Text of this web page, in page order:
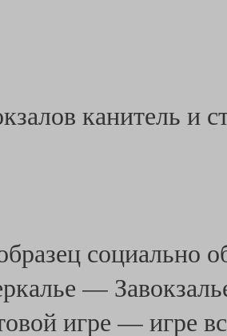
канитель и
социально
—
игре — игре